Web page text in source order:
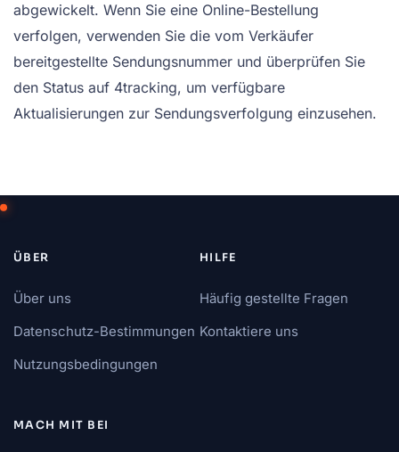
abgewickelt. Wenn Sie eine Online-Bestellung
verfolgen, verwenden Sie die vom Verkäufer
bereitgestellte Sendungsnummer und überprüfen Sie
den Status auf 4tracking, um verfügbare
Aktualisierungen zur Sendungsverfolgung einzusehen.
ÜBER
Über uns
Datenschutz-Bestimmungen
Nutzungsbedingungen
HILFE
Häufig gestellte Fragen
Kontaktiere uns
MACH MIT BEI